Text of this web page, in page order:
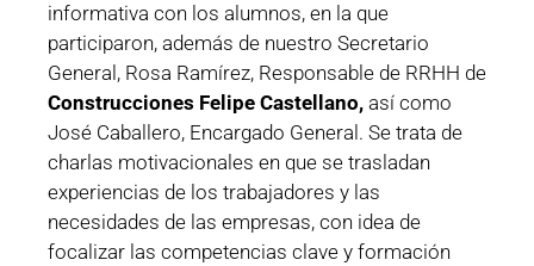
informativa con los alumnos, en la que
participaron, además de nuestro Secretario
General, Rosa Ramírez, Responsable de RRHH de
Construcciones Felipe Castellano, así como
José Caballero, Encargado General. Se trata de
charlas motivacionales en que se trasladan
experiencias de los trabajadores y las
necesidades de las empresas, con idea de
focalizar las competencias clave y formación